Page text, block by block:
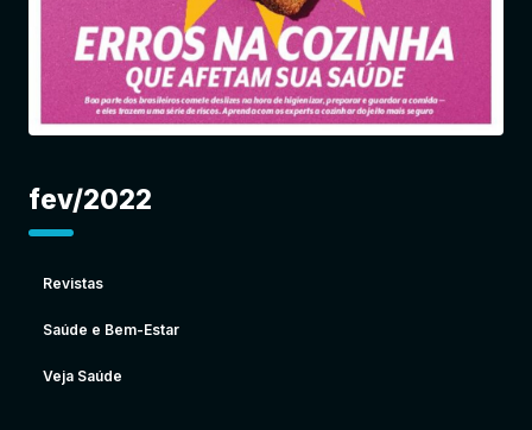
fev/2022
Revistas
Saúde e Bem-Estar
Veja Saúde